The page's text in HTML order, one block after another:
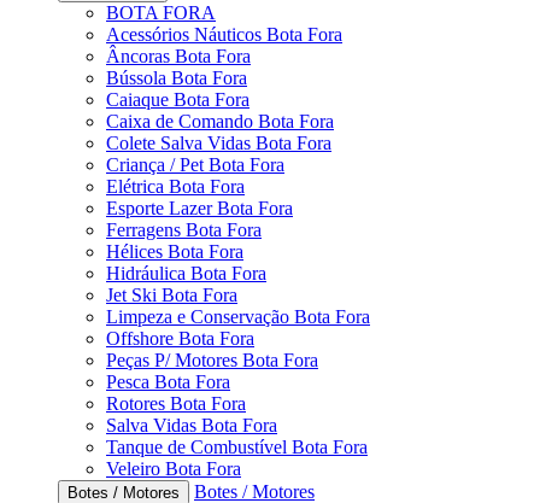
BOTA FORA
Acessórios Náuticos Bota Fora
Âncoras Bota Fora
Bússola Bota Fora
Caiaque Bota Fora
Caixa de Comando Bota Fora
Colete Salva Vidas Bota Fora
Criança / Pet Bota Fora
Elétrica Bota Fora
Esporte Lazer Bota Fora
Ferragens Bota Fora
Hélices Bota Fora
Hidráulica Bota Fora
Jet Ski Bota Fora
Limpeza e Conservação Bota Fora
Offshore Bota Fora
Peças P/ Motores Bota Fora
Pesca Bota Fora
Rotores Bota Fora
Salva Vidas Bota Fora
Tanque de Combustível Bota Fora
Veleiro Bota Fora
Botes / Motores
Botes / Motores